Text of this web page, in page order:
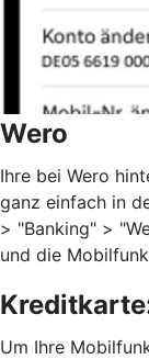
Wero
Ihre bei Wero
ganz einfach in
> "Banking" >
und die
Um Ihre